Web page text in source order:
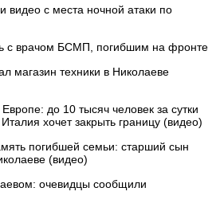
видео с места ночной атаки по
с врачом БСМП, погибшим на фронте
магазин техники в Николаеве
до 10 тысяч человек за сутки
хочет закрыть границу (видео)
погибшей семьи: старший сын
(видео)
очевидцы сообщили